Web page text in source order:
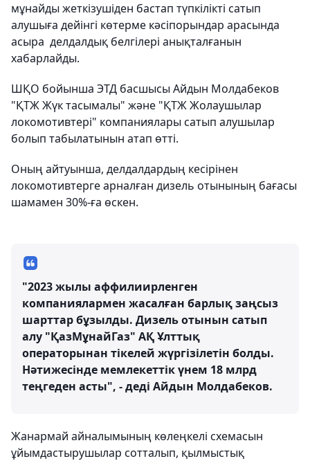
мұнайды жеткізушіден бастап түпкілікті сатып
алушыға дейінгі көтерме кәсіпорындар арасында
асыра делдалдық белгілері анықталғанын
хабарлайды.
ШҚО бойынша ЭТД басшысы Айдын Молдабеков
"ҚТЖ Жүк тасымалы" және "ҚТЖ Жолаушылар
локомотивтері" компаниялары сатып алушылар
болып табылатынын атап өтті.
Оның айтуынша, делдалдардың кесірінен
локомотивтерге арналған дизель отынының бағасы
шамамен 30%-ға өскен.
"2023 жылы аффилиирленген
компаниялармен жасалған барлық заңсыз
шарттар бұзылды. Дизель отынын сатып
алу "ҚазМұнайГаз" АҚ Ұлттық
операторынан тікелей жүргізілетін болды.
Нәтижесінде мемлекеттік үнем 18 млрд
теңгеден асты", - деді Айдын Молдабеков.
Жанармай айналымының көлеңкелі схемасын
ұйымдастырушылар сотталып, қылмыстық